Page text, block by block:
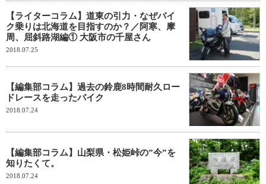
【ライターコラム】道東の引力・なぜバイ
ク乗りは北海道を目指すのか？／阿寒、摩
周、屈斜路湖編① 大阪市の千屋さん
2018.07.25
【編集部コラム】過去の鈴鹿8時間耐久ロー
ドレースを走ったバイク
2018.07.24
【編集部コラム】山梨県・松姫峠の”今”を
知りたくて。
2018.07.24